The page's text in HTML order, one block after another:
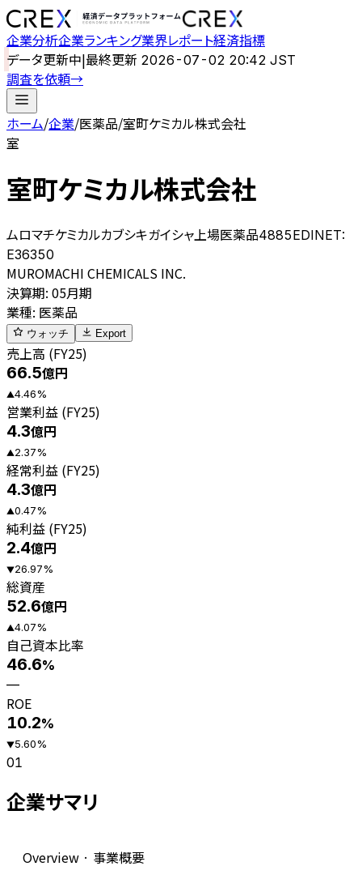
企業分析企業ランキング業界レポート経済指標
データ更新中|最終更新 2026-07-02 20:42 JST
調査を依頼→
ホーム/企業/医薬品/室町ケミカル株式会社
室
室町ケミカル株式会社
ムロマチケミカルカブシキガイシャ 上場医薬品4885EDINET:
E36350
MUROMACHI CHEMICALS INC.
決算期: 05月期
業種: 医薬品
ウォッチ Export
売上高 (FY25)
66.5億円
▲4.46%
営業利益 (FY25)
4.3億円
▲2.37%
経常利益 (FY25)
4.3億円
▲0.47%
純利益 (FY25)
2.4億円
▼26.97%
総資産
52.6億円
▲4.07%
自己資本比率
46.6%
—
ROE
10.2%
▼5.60%
01
企業サマリ
Overview · 事業概要